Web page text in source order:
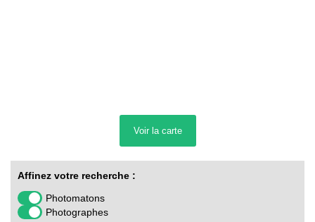
Voir la carte
Affinez votre recherche :
Photomatons
Photographes